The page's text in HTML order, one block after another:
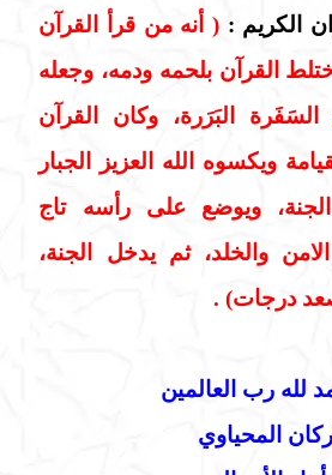
الكريم : ( أنه من قرأ القرآن
القرآن بلحمه ودمه، وجعله
البَرَرة، وكان القرآن
ويكسوه الله العزيز الجبار
ويوضع على رأسه تاج
والخلد، ثم يدخل الجنة،
درجات) .
لله رب العالمين
أركان المحياوي